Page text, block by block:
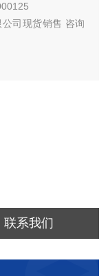
司现货销售 咨询
联系我们